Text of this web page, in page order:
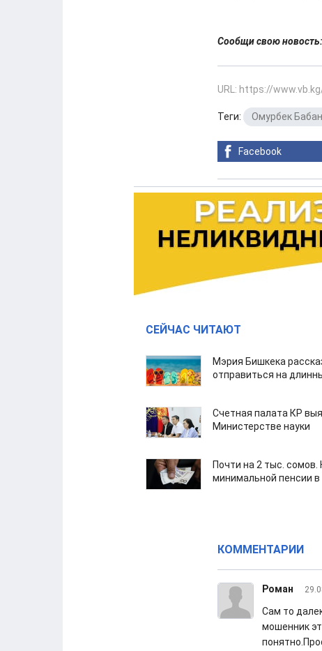
Сообщи свою
URL: https://
Теги: Омурбек
Facebook
СЕЙЧАС ЧИТАЮТ
Мэрия Бишкека
отправиться на
Счетная палата КР
Министерстве науки
Почти на 2 тыс.
минимальной пенсии в
КОММЕНТАРИИ
Роман
Сам то
мошенник